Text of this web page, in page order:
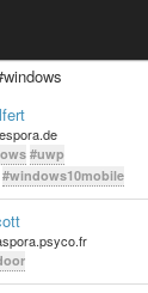
#uwp
#windows10mobile